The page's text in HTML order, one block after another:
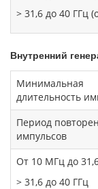
> 31,6 до 40 ГГц
Внутренний
Минимальная
длительность
Период
импульсов
От 10 МГц до
> 31,6 до 40 ГГц